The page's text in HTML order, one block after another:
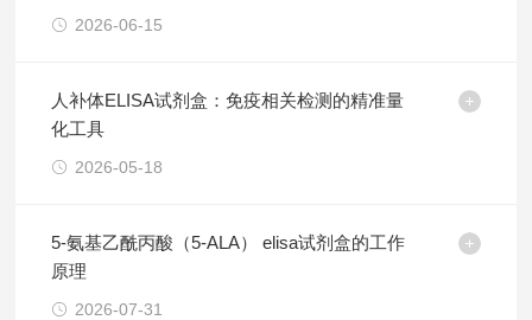
2026-06-15
人补体ELISA试剂盒：免疫相关检测的精准量
化工具
2026-05-18
5-氨基乙酰丙酸（5-ALA） elisa试剂盒的工作
原理
2026-07-31